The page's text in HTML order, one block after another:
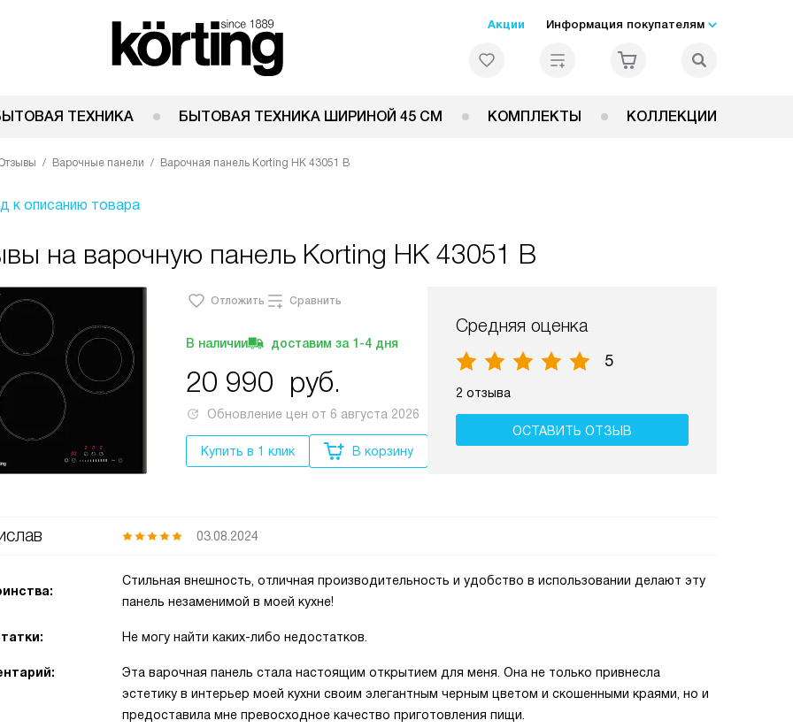
Акции Информация покупателям
ТЕХНИКА БЫТОВАЯ ТЕХНИКА ШИРИНОЙ 45 СМ КОМПЛЕКТЫ КОЛЛЕКЦИИ
Варочные панели Варочная панель Korting HK 43051 B
к описанию товара
на варочную панель Korting HK 43051 B
Отложить Сравнить
В наличии доставим за 1-4 дня
20 990 руб.
Обновление цен от 6 августа 2026
Купить в 1 клик В корзину
Средняя оценка
5
2 отзыва
ОСТАВИТЬ ОТЗЫВ
03.08.2024
Стильная внешность, отличная производительность и удобство в использовании делают эту
панель незаменимой в моей кухне!
Не могу найти каких-либо недостатков.
Эта варочная панель стала настоящим открытием для меня. Она не только привнесла
эстетику в интерьер моей кухни своим элегантным черным цветом и скошенными краями, но и
предоставила мне превосходное качество приготовления пищи.